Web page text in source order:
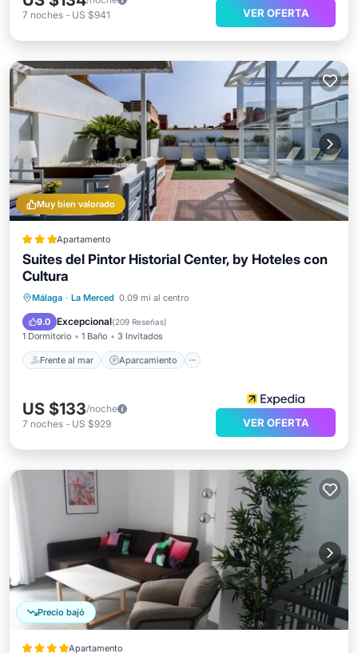
7 noches - US $941 VER OFERTA
Muy bien valorado
Apartamento
Suites del Pintor Historial Center, by Hoteles con
Cultura
Málaga · La Merced 0.09 mi al centro
9.0 Excepcional(209 Reseñas)
1 Dormitorio 1 Baño 3 Invitados
Frente al mar Aparcamiento
Frente al mar
Aparcamiento
Vista al mar
US $133/noche
7 noches - US $929 VER OFERTA
Precio bajó
Apartamento